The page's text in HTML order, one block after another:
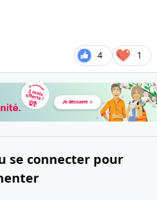
4 1
se connecter pour